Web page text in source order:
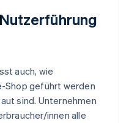
auch, wie
Shop geführt werden
sind. Unternehmen
innen alle